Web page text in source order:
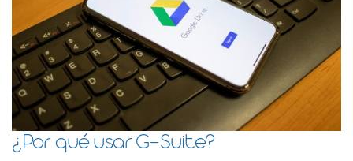
¿Por qué usar G-Suite?